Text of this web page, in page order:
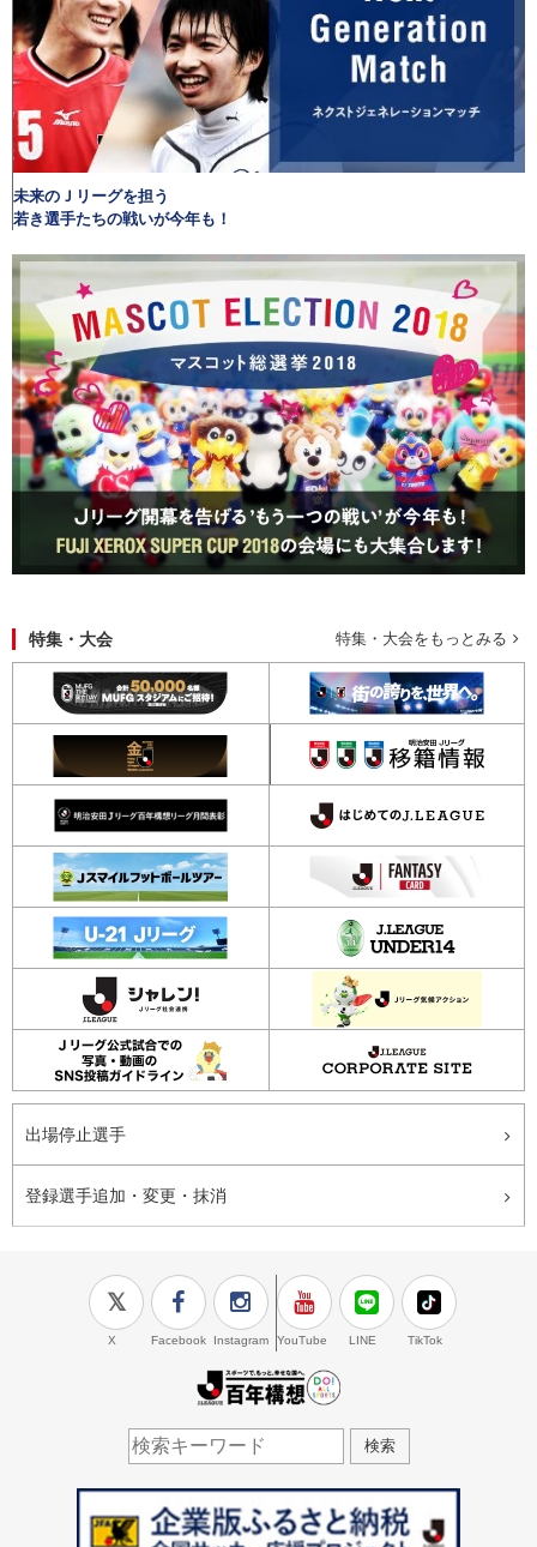
未来のＪリーグを担う
若き選手たちの戦いが今年も！
特集・大会 特集・大会をもっとみる
出場停止選手
登録選手追加・変更・抹消
X Facebook Instagram YouTube LINE TikTok
検索